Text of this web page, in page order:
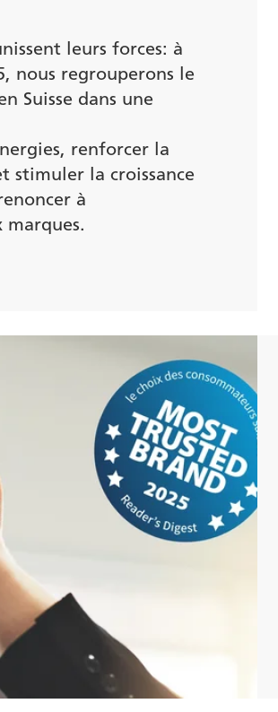
leurs forces: à
nous regrouperons le
Suisse dans une
renforcer la
stimuler la croissance
à
marques.